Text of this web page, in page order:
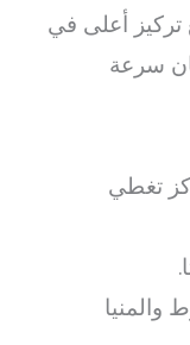
أعلى في
سرعة
تغطي
والمنيا